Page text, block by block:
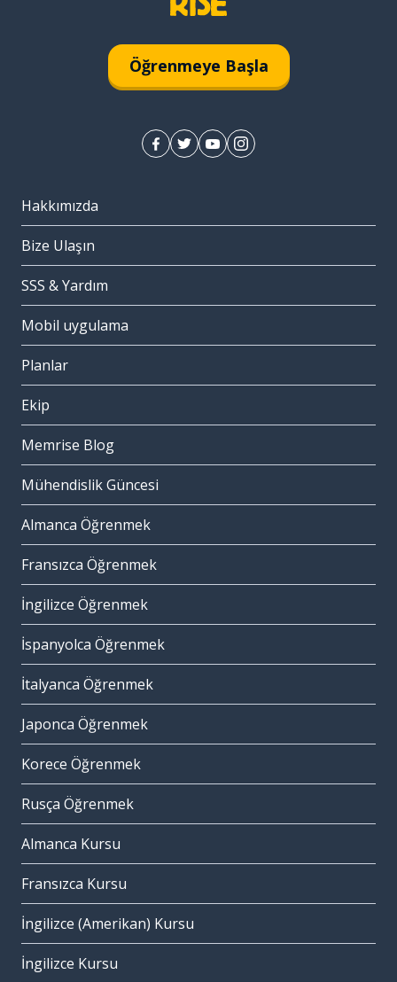
Öğrenmeye Başla
Hakkımızda
Bize Ulaşın
SSS & Yardım
Mobil uygulama
Planlar
Ekip
Memrise Blog
Mühendislik Güncesi
Almanca Öğrenmek
Fransızca Öğrenmek
İngilizce Öğrenmek
İspanyolca Öğrenmek
İtalyanca Öğrenmek
Japonca Öğrenmek
Korece Öğrenmek
Rusça Öğrenmek
Almanca Kursu
Fransızca Kursu
İngilizce (Amerikan) Kursu
İngilizce Kursu